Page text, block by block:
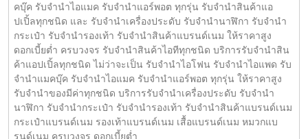
คบุ๊ค รับจำนำไอแมค รับจำนำแอร์พอต ทุกรุ่น รับจำนำสินค้าแอ
ปเปิ้ลทุกชนิด และ รับจำนำเครื่องประดับ รับจำนำนาฬิกา รับจำนำ
กระเป๋า รับจำนำรองเท้า รับจำนำสินค้าแบรนด์เนม ให้ราคาสูง
ดอกเบี้ยต่ำ ครบวงจร รับจำนำสินค้าไอทีทุกชนิด บริการรับจำนำสิน
ค้าแอปเปิ้ลทุกชนิด ไม่ว่าจะเป็น รับจำนำไอโฟน รับจำนำไอแพด รับ
จำนำแมคบุ๊ค รับจำนำไอแมค รับจำนำแอร์พอต ทุกรุ่น ให้ราคาสูง
รับจำนำของมีค่าทุกชนิด บริการรับจำนำเครื่องประดับ รับจำนำ
นาฬิกา รับจำนำกระเป๋า รับจำนำรองเท้า รับจำนำสินค้าแบรนด์เนม
กระเป๋าแบรนด์เนม รองเท้าแบรนด์เนม เสื้อแบรนด์เนม หมวกแบ
รนด์เนม ครบวงจร ดอกเบี้ยต่ำ